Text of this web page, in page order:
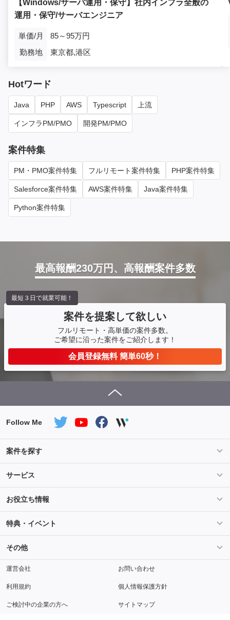
【Windows/サーバ運用・保守】社内インフラ全般の
運用・保守/サーバエンジニア
単価/月
85～95万円
勤務地
東京都,港区
Hotワード
Java PHP AWS Typescript 上流
インフラPM/PMO 開発PM/PMO
案件特集
PM・PMO案件特集 フルリモート案件特集 PHP案件特集
Salesforce案件特集 AWS案件特集 Java案件特集
Python案件特集
最高報酬230万円、高報酬案件多数
案件を提案して欲しい
フルリモート・高単価の案件多数。
ご希望に沿った案件をご紹介します！
会員登録無料 簡単60秒！
最短３日で就業可能！
Follow Me
案件を探す
条件を指定して案件を探す
Salesforce案件特集 AWS案件特集
サービス
サービス紹介
ご登録から参画までの流れ フリーランスの声
お役立ち情報
ライフ
キャリア スキル・テクノロジー
特典・イベント
セミナー
その他
メディアパートナー 採用
運営会社 お問い合わせ
利用規約 個人情報保護方針
ご検討中の企業の方へ サイトマップ